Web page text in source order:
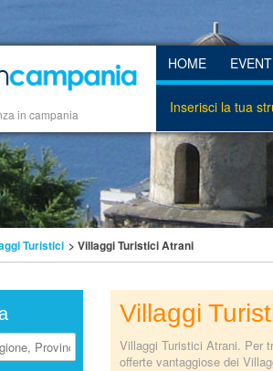
in campania
HOME
Inserisci la tua
Turistici > Villaggi Turistici Atrani
Villaggi
Villaggi Turistici Atrani. Per
offerte vantaggiose dei